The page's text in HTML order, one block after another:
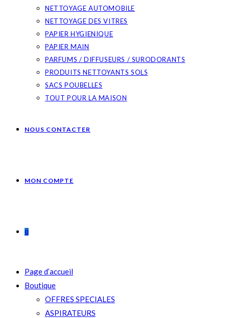
NETTOYAGE AUTOMOBILE
NETTOYAGE DES VITRES
PAPIER HYGIENIQUE
PAPIER MAIN
PARFUMS / DIFFUSEURS / SURODORANTS
PRODUITS NETTOYANTS SOLS
SACS POUBELLES
TOUT POUR LA MAISON
NOUS CONTACTER
MON COMPTE
0
Page d’accueil
Boutique
OFFRES SPECIALES
ASPIRATEURS